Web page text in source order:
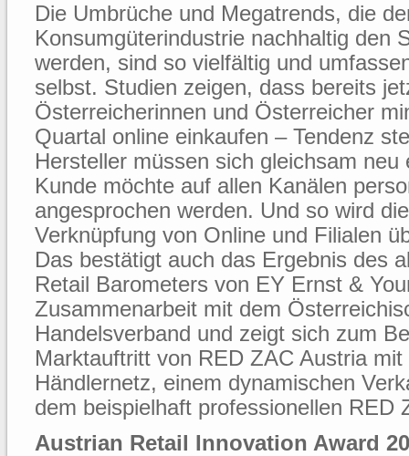
Die Umbrüche und Megatrends, die
Konsumgüterindustrie nachhaltig den
werden, sind so vielfältig und
selbst. Studien zeigen, dass bereits
Österreicherinnen und Österreicher
Quartal online einkaufen – Tendenz
Hersteller müssen sich gleichsam neu
Kunde möchte auf allen Kanälen
angesprochen werden. Und so wird
Verknüpfung von Online und Filialen
Das bestätigt auch das Ergebnis des
Retail Barometers von EY Ernst &
Zusammenarbeit mit dem
Handelsverband und zeigt sich zum
Marktauftritt von RED ZAC Austria
Händlernetz, einem dynamischen
dem beispielhaft professionellen RED
Austrian Retail Innovation Award